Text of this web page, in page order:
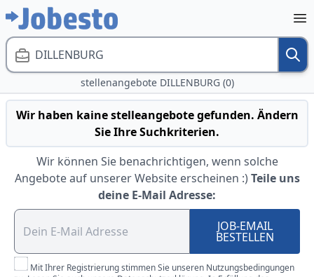
DILLENBURG
stellenangebote DILLENBURG (0)
Wir haben kaine stelleangebote gefunden. Ändern
Sie Ihre Suchkriterien.
Wir können Sie benachrichtigen, wenn solche
Angebote auf unserer Website erscheinen :) Teile uns
deine E-Mail Adresse:
JOB-EMAIL
BESTELLEN
Mit Ihrer Registrierung stimmen Sie unseren Nutzungsbedingungen